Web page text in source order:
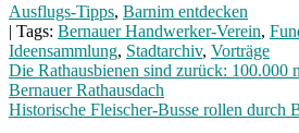
Ausflugs-Tipps, Barnim entdecken
| Tags: Bernauer Handwerker-Verein,
Ideensammlung, Stadtarchiv, Vorträge
Beitragsnavigation
Die Rathausbienen sind zurück: 100.000
Bernauer Rathausdach
Historische Fleischer-Busse rollen durch